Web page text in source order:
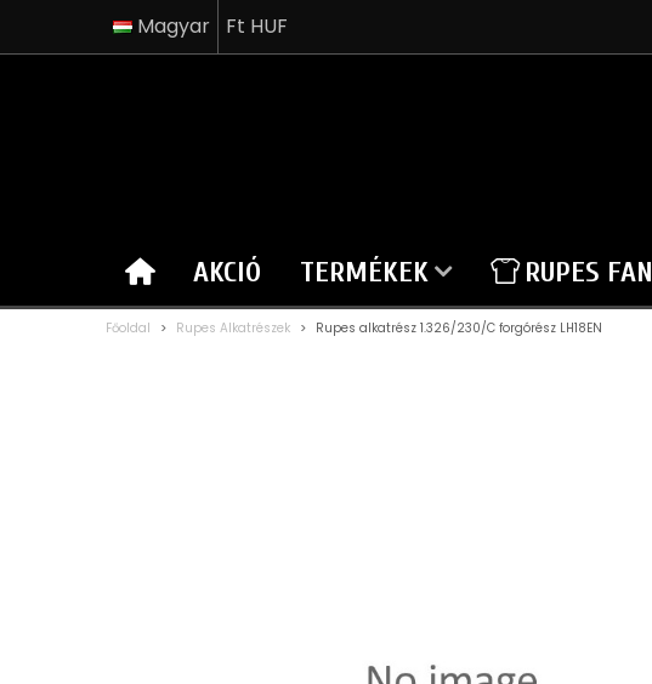
Magyar Ft HUF
AKCIÓ TERMÉKEK RUPES FAN
Főoldal > Rupes Alkatrészek > Rupes alkatrész 1.326/230/C forgórész LH18EN